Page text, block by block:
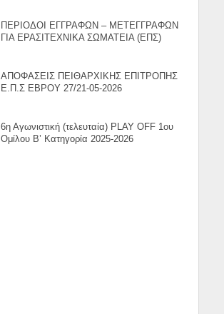
ΠΕΡΙΟΔΟΙ ΕΓΓΡΑΦΩΝ – ΜΕΤΕΓΓΡΑΦΩΝ
ΓΙΑ ΕΡΑΣΙΤΕΧΝΙΚΑ ΣΩΜΑΤΕΙΑ (ΕΠΣ)
ΑΠΟΦΑΣΕΙΣ ΠΕΙΘΑΡΧΙΚΗΣ ΕΠΙΤΡΟΠΗΣ
Ε.Π.Σ ΕΒΡΟΥ 27/21-05-2026
6η Αγωνιστική (τελευταία) PLAY OFF 1ου
Ομίλου Β’ Κατηγορία 2025-2026